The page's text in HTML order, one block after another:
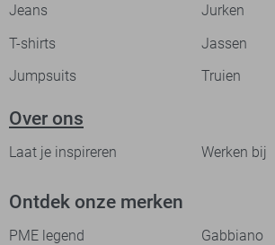
Jeans
Jurken
T-shirts
Jassen
Jumpsuits
Truien
Over ons
Laat je inspireren Werken bij
Ontdek onze merken
PME legend
Gabbiano